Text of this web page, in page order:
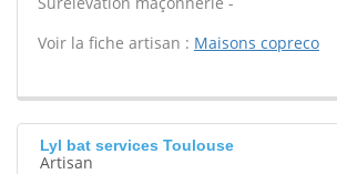
Voir la fiche artisan : Maisons copreco
Lyl bat services Toulouse
Artisan